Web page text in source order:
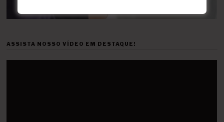
ASSISTA NOSSO VÍDEO EM DESTAQUE!